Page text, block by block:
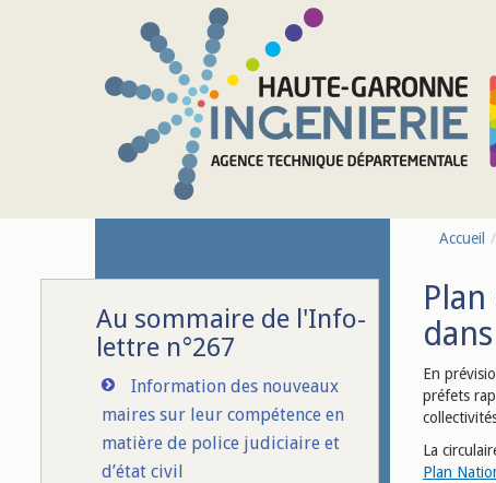
Au sommaire de l'Info-
lettre n°267
Information des nouveaux
maires sur leur compétence en
matière de police judiciaire et
d’état civil
Accueil
En
préfets
La
Plan